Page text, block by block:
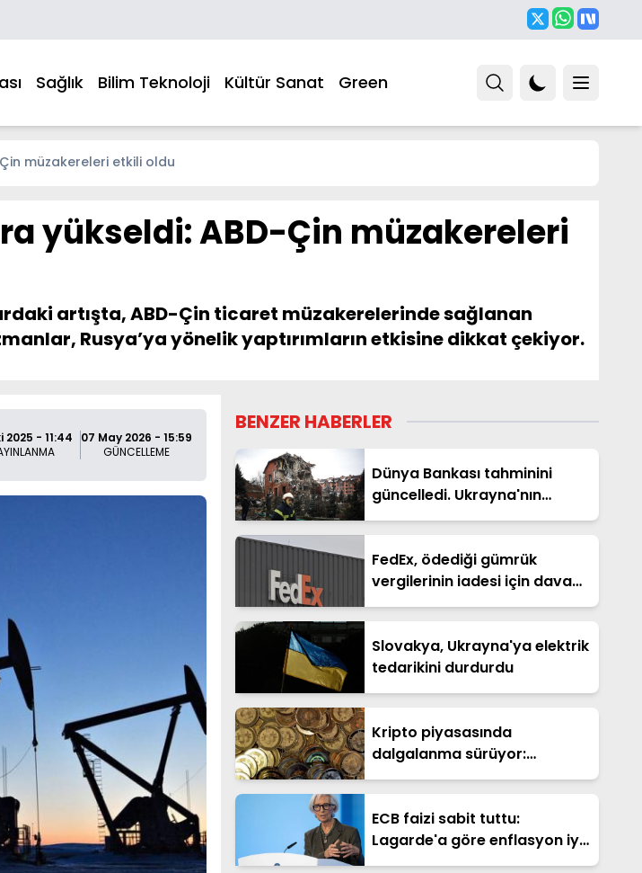
Sağlık Bilim Teknoloji Kültür Sanat Green
müzakereleri etkili oldu
yükseldi: ABD-Çin müzakereleri
artışta, ABD-Çin ticaret müzakerelerinde sağlanan
Rusya’ya yönelik yaptırımların etkisine dikkat çekiyor.
2025 - 11:44
07 May 2026 - 15:59
GÜNCELLEME
BENZER HABERLER
Dünya Bankası tahminini
güncelledi. Ukrayna'nın
yeniden inşasının maliyeti 588
FedEx, ödediği gümrük
vergilerinin iadesi için dava
açtı
Slovakya, Ukrayna'ya elektrik
tedarikini durdurdu
Kripto piyasasında
dalgalanma sürüyor:
Bitcoin'de haftalık kayıp
ECB faizi sabit tuttu:
Lagarde'a göre enflasyon iyi
bir noktada